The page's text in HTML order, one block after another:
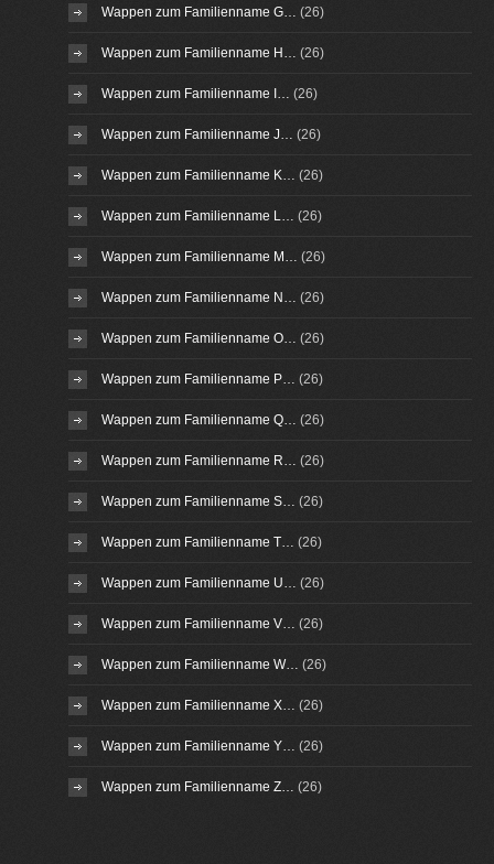
Wappen zum Familienname G… (26)
Wappen zum Familienname H… (26)
Wappen zum Familienname I… (26)
Wappen zum Familienname J… (26)
Wappen zum Familienname K… (26)
Wappen zum Familienname L… (26)
Wappen zum Familienname M… (26)
Wappen zum Familienname N… (26)
Wappen zum Familienname O… (26)
Wappen zum Familienname P… (26)
Wappen zum Familienname Q… (26)
Wappen zum Familienname R… (26)
Wappen zum Familienname S… (26)
Wappen zum Familienname T… (26)
Wappen zum Familienname U… (26)
Wappen zum Familienname V… (26)
Wappen zum Familienname W… (26)
Wappen zum Familienname X… (26)
Wappen zum Familienname Y… (26)
Wappen zum Familienname Z… (26)